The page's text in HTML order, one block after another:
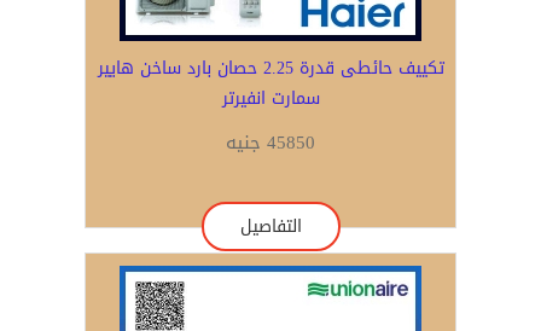
تكييف حائطى قدرة 2.25 حصان بارد ساخن هايير
سمارت انفيرتر
45850 جنيه
التفاصيل